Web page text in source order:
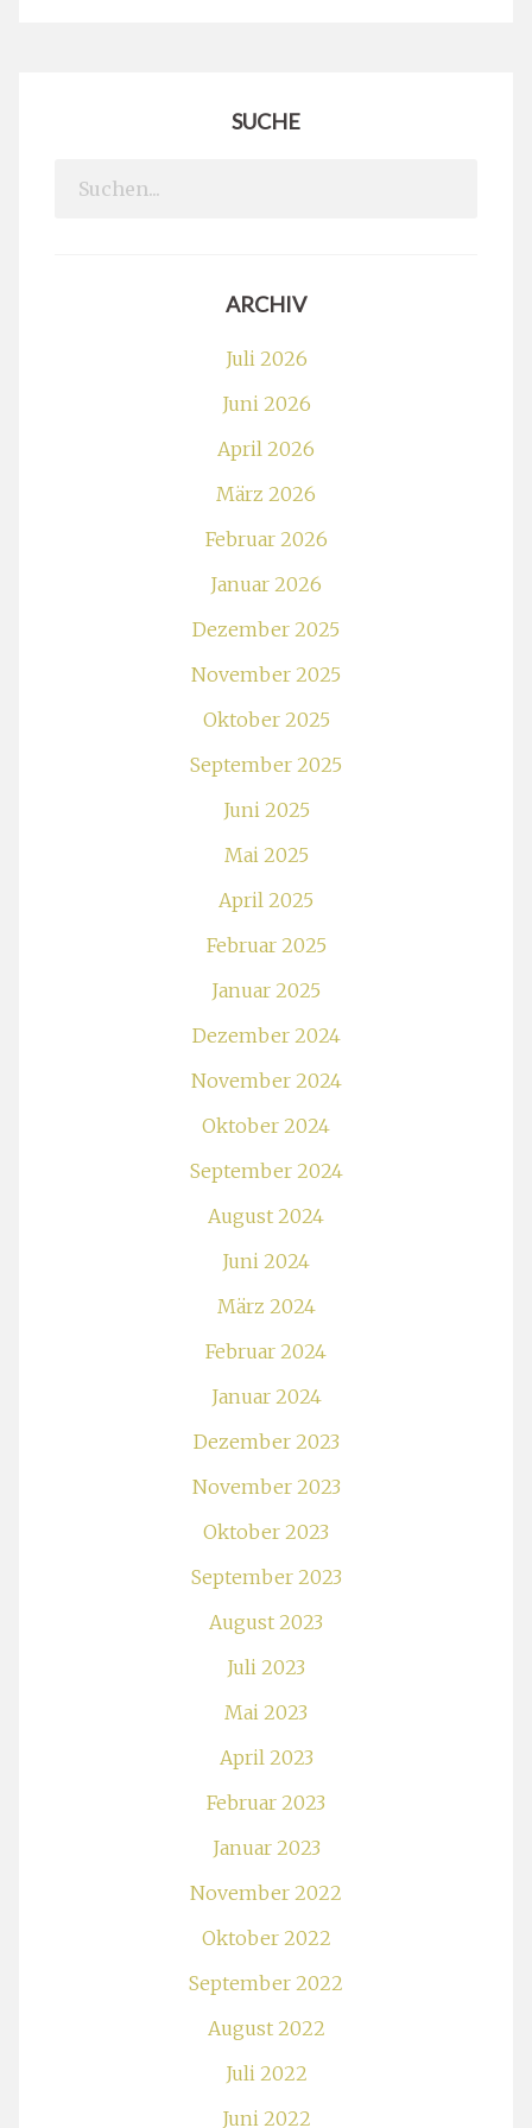
SUCHE
Search
ARCHIV
Juli 2026
Juni 2026
April 2026
März 2026
Februar 2026
Januar 2026
Dezember 2025
November 2025
Oktober 2025
September 2025
Juni 2025
Mai 2025
April 2025
Februar 2025
Januar 2025
Dezember 2024
November 2024
Oktober 2024
September 2024
August 2024
Juni 2024
März 2024
Februar 2024
Januar 2024
Dezember 2023
November 2023
Oktober 2023
September 2023
August 2023
Juli 2023
Mai 2023
April 2023
Februar 2023
Januar 2023
November 2022
Oktober 2022
September 2022
August 2022
Juli 2022
Juni 2022